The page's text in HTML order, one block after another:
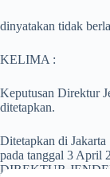
dinyatakan tidak
KELIMA :
Keputusan Direktur
ditetapkan.
Ditetapkan di Jakarta
pada tanggal 3 April
DIREKTUR